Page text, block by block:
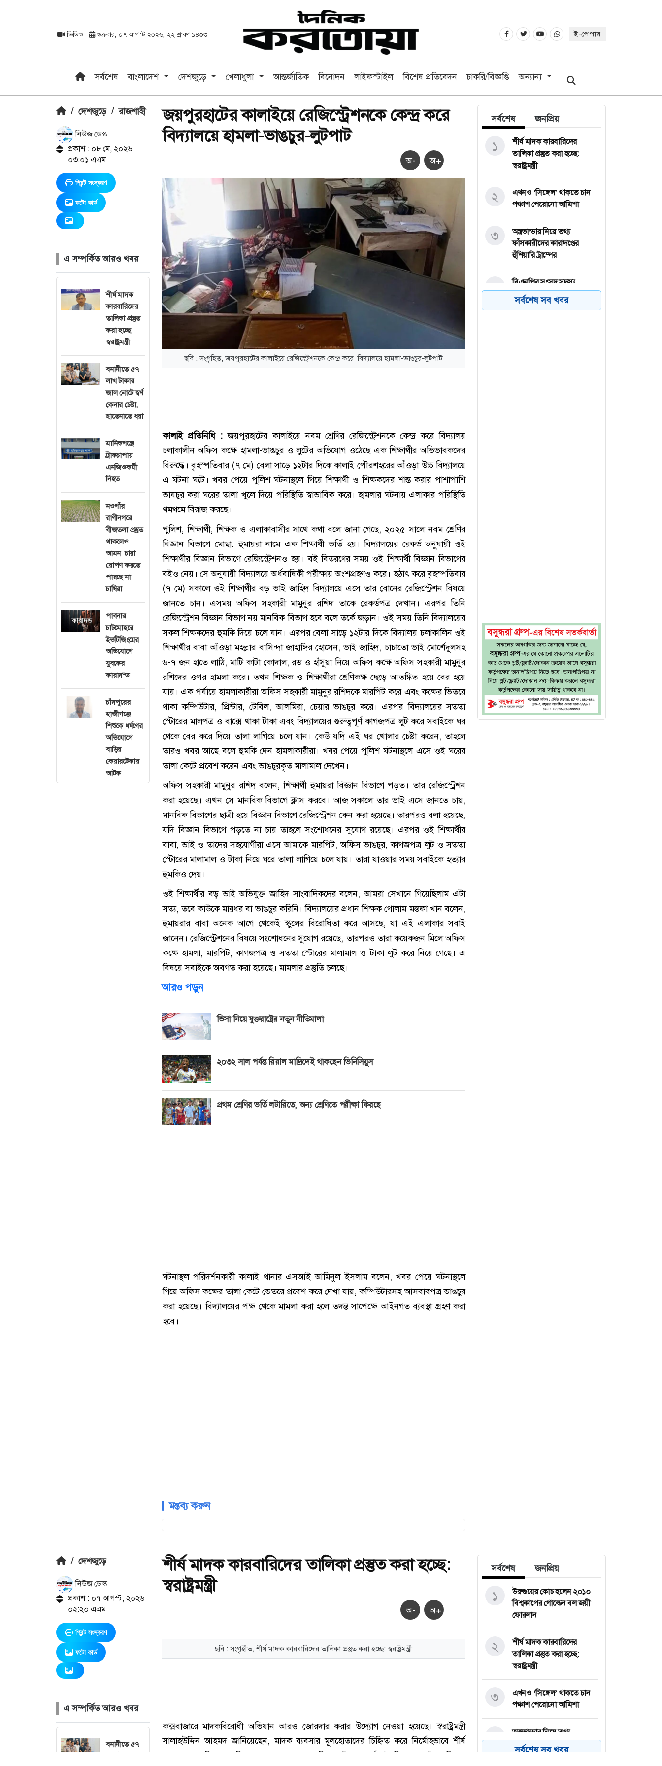
ভিডিও শুক্রবার, ০৭ আগস্ট ২০২৬, ২২ শ্রাবণ ১৪৩৩ ই-পেপার
সর্বশেষ বাংলাদেশ দেশজুড়ে খেলাধুলা আন্তর্জাতিক বিনোদন লাইফস্টাইল বিশেষ প্রতিবেদন চাকরি/বিজ্ঞপ্তি অন্যান্য
/ দেশজুড়ে / রাজশাহী
নিউজ ডেস্ক
প্রকাশ : ০৮ মে, ২০২৬
০৩:০১ এএম
প্রিন্ট সংস্করণ
ফটো কার্ড
এ সম্পর্কিত আরও খবর
শীর্ষ মাদক
কারবারিদের
তালিকা প্রস্তুত
করা হচ্ছে:
স্বরাষ্ট্রমন্ত্রী
বনানীতে ৫৭
লাখ টাকার
জাল নোটে স্বর্ণ
কেনার চেষ্টা,
হাতেনাতে ধরা
মানিকগঞ্জে
ট্রাকচাপায়
এনজিওকর্মী
নিহত
নওগাঁর
রাণীনগরে
বীজতলা প্রস্তুত
থাকলেও
আমন চারা
রোপণ করতে
পারছে না
চাষিরা
পাবনার
চাটমোহরে
ইভটিজিংয়ের
অভিযোগে
যুবকের
কারাদন্ড
চাঁদপুরের
হাজীগঞ্জে
শিশুকে ধর্ষণের
অভিযোগে
বাড়ির
কেয়ারটেকার
আটক
জয়পুরহাটের কালাইয়ে রেজিস্ট্রেশনকে কেন্দ্র করে
বিদ্যালয়ে হামলা-ভাঙচুর-লুটপাট
অ- অ+
ছবি : সংগৃহিত, জয়পুরহাটের কালাইয়ে রেজিস্ট্রেশনকে কেন্দ্র করে বিদ্যালয়ে হামলা-ভাঙচুর-লুটপাট
কালাই প্রতিনিধি :জয়পুরহাটের কালাইয়ে নবম শ্রেণির রেজিস্ট্রেশনকে কেন্দ্র করে বিদ্যালয়
চলাকালীন অফিস কক্ষে হামলা-ভাঙচুর ও লুটের অভিযোগ ওঠেছে এক শিক্ষার্থীর অভিভাবকদের
বিরুদ্ধে। বৃহস্পতিবার (৭ মে) বেলা সাড়ে ১২টার দিকে কালাই পৌরশহরের আঁওড়া উচ্চ বিদ্যালয়ে
এ ঘটনা ঘটে। খবর পেয়ে পুলিশ ঘটনাস্থলে গিয়ে শিক্ষার্থী ও শিক্ষকদের শান্ত করার পাশাপাশি
ভাযচুর করা ঘরের তালা খুলে দিয়ে পরিস্থিতি স্বাভাবিক করে। হামলার ঘটনায় এলাকার পরিস্থিতি
থমথমে বিরাজ করছে।
পুলিশ, শিক্ষার্থী, শিক্ষক ও এলাকাবাসীর সাথে কথা বলে জানা গেছে, ২০২৫ সালে নবম শ্রেণির
বিজ্ঞান বিভাগে মোছা. হুমায়রা নামে এক শিক্ষার্থী ভর্তি হয়। বিদ্যালয়ের রেকর্ড অনুযায়ী ওই
শিক্ষার্থীর বিজ্ঞান বিভাগে রেজিস্ট্রেশনও হয়। বই বিতরণের সময় ওই শিক্ষার্থী বিজ্ঞান বিভাগের
বইও নেয়। সে অনুযায়ী বিদ্যালয়ে অর্ধবাষিকী পরীক্ষায় অংশগ্রহণও করে। হঠাৎ করে বৃহস্পতিবার
(৭ মে) সকালে ওই শিক্ষার্থীর বড় ভাই জাহিদ বিদ্যালয়ে এসে তার বোনের রেজিস্ট্রেশন বিষয়ে
জানতে চান। এসময় অফিস সহকারী মামুনুর রশিদ তাকে রেকর্ডপত্র দেখান। এরপর তিনি
রেজিস্ট্রেশন বিজ্ঞান বিভাগ নয় মানবিক বিভাগ হবে বলে তর্কে জড়ান। ওই সময় তিনি বিদ্যালয়ের
সকল শিক্ষকদের হুমকি দিয়ে চলে যান। এরপর বেলা সাড়ে ১২টার দিকে বিদ্যালয় চলাকালিন ওই
শিক্ষার্থীর বাবা আঁওড়া মহল্লার বাসিন্দা জাহাঙ্গির হোসেন, ভাই জাহিদ, চাচাতো ভাই মোর্শেদুলসহ
৬-৭ জন হাতে লাঠি, মাটি কাটা কোদাল, রড ও হাঁসুয়া নিয়ে অফিস কক্ষে অফিস সহকারী মামুনুর
রশিদের ওপর হামলা করে। তখন শিক্ষক ও শিক্ষার্থীরা শ্রেণিকক্ষ ছেড়ে আতঙ্কিত হয়ে বের হয়ে
যায়। এক পর্যায়ে হামলাকারীরা অফিস সহকারী মামুনুর রশিদকে মারপিট করে এবং কক্ষের ভিতরে
থাকা কম্পিউটার, প্রিন্টার, টেবিল, আলমিরা, চেয়ার ভাঙচুর করে। এরপর বিদ্যালয়ের সততা
স্টোরের মালপত্র ও বাক্সে থাকা টাকা এবং বিদ্যালয়ের গুরুত্বপূর্ণ কাগজপত্র লুট করে সবাইকে ঘর
থেকে বের করে দিয়ে তালা লাগিয়ে চলে যান। কেউ যদি এই ঘর খোলার চেষ্টা করেন, তাহলে
তারও খবর আছে বলে হুমকি দেন হামলাকারীরা। খবর পেয়ে পুলিশ ঘটনাস্থলে এসে ওই ঘরের
তালা কেটে প্রবেশ করেন এবং ভাঙচুরকৃত মালামাল দেখেন।
অফিস সহকারী মামুনুর রশিদ বলেন, শিক্ষার্থী হুমায়রা বিজ্ঞান বিভাগে পড়ত। তার রেজিস্ট্রেশন
করা হয়েছে। এখন সে মানবিক বিভাগে ক্লাস করবে। আজ সকালে তার ভাই এসে জানতে চায়,
মানবিক বিভাগের ছাত্রী হয়ে বিজ্ঞান বিভাগে রেজিস্ট্রেশন কেন করা হয়েছে। তারপরও বলা হয়েছে,
যদি বিজ্ঞান বিভাগে পড়তে না চায় তাহলে সংশোধনের সুযোগ রয়েছে। এরপর ওই শিক্ষার্থীর
বাবা, ভাই ও তাদের সহযোগীরা এসে আমাকে মারপিট, অফিস ভাঙচুর, কাগজপত্র লুট ও সততা
স্টোরের মালামাল ও টাকা নিয়ে ঘরে তালা লাগিয়ে চলে যায়। তারা যাওয়ার সময় সবাইকে হত্যার
হুমকিও দেয়।
ওই শিক্ষার্থীর বড় ভাই অভিযুক্ত জাহিদ সাংবাদিকদের বলেন, আমরা সেখানে গিয়েছিলাম এটা
সত্য, তবে কাউকে মারধর বা ভাঙচুর করিনি। বিদ্যালয়ের প্রধান শিক্ষক গোলাম মস্তফা খান বলেন,
হুমায়রার বাবা অনেক আগে থেকেই স্কুলের বিরোধিতা করে আসছে, যা এই এলাকার সবাই
জানেন। রেজিস্ট্রেশনের বিষয়ে সংশোধনের সুযোগ রয়েছে, তারপরও তারা কয়েকজন মিলে অফিস
কক্ষে হামলা, মারপিট, কাগজপত্র ও সততা স্টোরের মালামাল ও টাকা লুট করে নিয়ে গেছে। এ
বিষয়ে সবাইকে অবগত করা হয়েছে। মামলার প্রস্তুতি চলছে।
আরও পড়ুন
ভিসা নিয়ে যুক্তরাষ্ট্রের নতুন নীতিমালা
২০৩২ সাল পর্যন্ত রিয়াল মাদ্রিদেই থাকছেন ভিনিসিয়ুস
প্রথম শ্রেণির ভর্তি লটারিতে, অন্য শ্রেণিতে পরীক্ষা ফিরছে
ঘটনাস্থল পরিদর্শনকারী কালাই থানার এসআই আমিনুল ইসলাম বলেন, খবর পেয়ে ঘটনাস্থলে
গিয়ে অফিস কক্ষের তালা কেটে ভেতরে প্রবেশ করে দেখা যায়, কম্পিউটারসহ আসবাবপত্র ভাঙচুর
করা হয়েছে। বিদ্যালয়ের পক্ষ থেকে মামলা করা হলে তদন্ত সাপেক্ষে আইনগত ব্যবস্থা গ্রহণ করা
হবে।
মন্তব্য করুন
সর্বশেষ জনপ্রিয়
শীর্ষ মাদক কারবারিদের
তালিকা প্রস্তুত করা হচ্ছে:
স্বরাষ্ট্রমন্ত্রী
১
এখনও ‘সিঙ্গেল’ থাকতে চান
পঞ্চাশ পেরোনো আমিশা
২
অস্ত্রভান্ডার নিয়ে তথ্য
ফাঁসকারীদের কারাদণ্ডের
হুঁশিয়ারি ট্রাম্পের
৩
বিএনপির সংসদ সদস্য
বীথিকাকে আইনি নোটিশ
দিলেন আসিফ মাহমুদ
৪
সর্বশেষ সব খবর
/ দেশজুড়ে
নিউজ ডেস্ক
প্রকাশ : ০৭ আগস্ট, ২০২৬
০২:২০ এএম
প্রিন্ট সংস্করণ
ফটো কার্ড
এ সম্পর্কিত আরও খবর
বনানীতে ৫৭
শীর্ষ মাদক কারবারিদের তালিকা প্রস্তুত করা হচ্ছে:
স্বরাষ্ট্রমন্ত্রী
অ- অ+
সর্বশেষ জনপ্রিয়
উরুগুয়ের কোচ হলেন ২০১০
বিশ্বকাপের গোল্ডেন বল জয়ী
ফোরলান
১
শীর্ষ মাদক কারবারিদের
তালিকা প্রস্তুত করা হচ্ছে:
স্বরাষ্ট্রমন্ত্রী
২
এখনও ‘সিঙ্গেল’ থাকতে চান
পঞ্চাশ পেরোনো আমিশা
৩
অস্ত্রভান্ডার নিয়ে তথ্য
ফাঁসকারীদের কারাদণ্ডের
হুঁশিয়ারি ট্রাম্পের
৪
সর্বশেষ সব খবর